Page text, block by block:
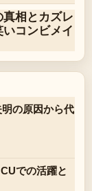
相とカズレ
コンビメイ
の原因から代
での活躍と